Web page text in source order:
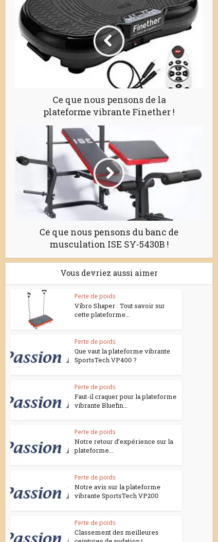
Ce que nous pensons de la
plateforme vibrante Finether !
Ce que nous pensons du banc de
musculation ISE SY-5430B !
Vous devriez aussi aimer
Perte de poids
Vibro Shaper : Tout savoir sur
cette plateforme...
Perte de poids
Que vaut la plateforme vibrante
SportsTech VP400 ?
Perte de poids
Faut-il craquer pour la plateforme
vibrante Bluefin...
Perte de poids
Notre retour d’expérience sur la
plateforme...
Perte de poids
Notre avis sur la plateforme
vibrante SportsTech VP200
Perte de poids
Classement des meilleures